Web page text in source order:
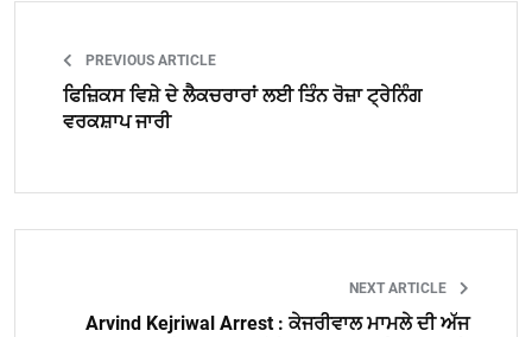
PREVIOUS ARTICLE
ਫਿਜ਼ਿਕਸ ਵਿਸ਼ੇ ਦੇ ਲੈਕਚਰਾਰਾਂ ਲਈ ਤਿੰਨ ਰੋਜ਼ਾ ਟ੍ਰੇਨਿੰਗ
ਵਰਕਸ਼ਾਪ ਜਾਰੀ
NEXT ARTICLE
Arvind Kejriwal Arrest : ਕੇਜਰੀਵਾਲ ਮਾਮਲੇ ਦੀ ਅੱਜ